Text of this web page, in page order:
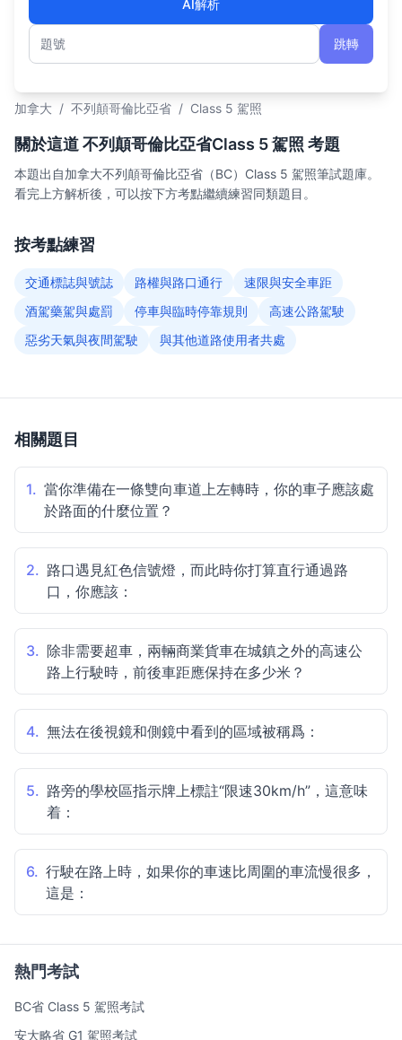
AI解析
題號
跳轉
加拿大 / 不列顛哥倫比亞省 / Class 5 駕照
關於這道 不列顛哥倫比亞省Class 5 駕照 考題
本題出自加拿大不列顛哥倫比亞省（BC）Class 5 駕照筆試題庫。
看完上方解析後，可以按下方考點繼續練習同類題目。
按考點練習
交通標誌與號誌 路權與路口通行
速限與安全車距
酒駕藥駕與處罰
停車與臨時停靠規則
高速公路駕駛
惡劣天氣與夜間駕駛
與其他道路使用者共處
相關題目
1. 當你準備在一條雙向車道上左轉時，你的車子應該處
於路面的什麼位置？
2. 路口遇見紅色信號燈，而此時你打算直行通過路
口，你應該：
3. 除非需要超車，兩輛商業貨車在城鎮之外的高速公
路上行駛時，前後車距應保持在多少米？
4. 無法在後視鏡和側鏡中看到的區域被稱爲：
5. 路旁的學校區指示牌上標註“限速30km/h”，這意味
着：
6. 行駛在路上時，如果你的車速比周圍的車流慢很多，
這是：
熱門考試
BC省 Class 5 駕照考試
安大略省 G1 駕照考試